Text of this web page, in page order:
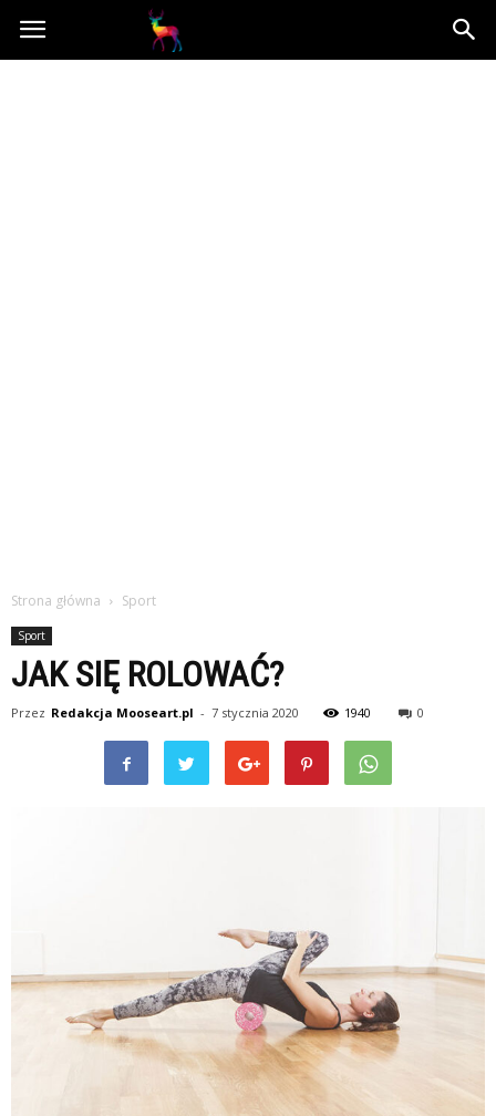
Mooseart.pl
Strona główna Sport
Sport
JAK SIĘ ROLOWAĆ?
Przez Redakcja Mooseart.pl - 7 stycznia 2020 1940 0